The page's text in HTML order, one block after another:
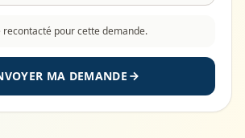
recontacté pour cette demande.
MA DEMANDE